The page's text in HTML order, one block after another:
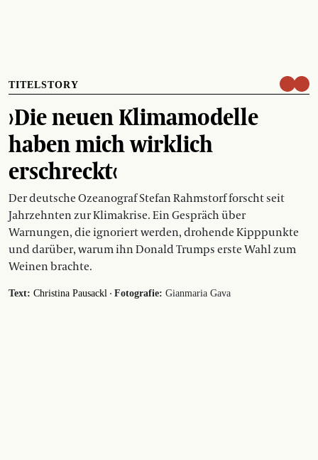
TITELSTORY
›Die neuen Klimamodelle
haben mich wirklich
erschreckt‹
Der deutsche Ozeanograf Stefan Rahmstorf forscht seit
Jahrzehnten zur Klimakrise. Ein Gespräch über
Warnungen, die ignoriert werden, drohende Kipppunkte
und darüber, warum ihn Donald Trumps erste Wahl zum
Weinen brachte.
Text: Christina Pausackl · Fotografie: Gianmaria Gava